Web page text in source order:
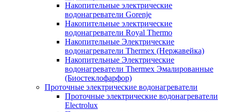
Накопительные электрические
водонагреватели Gorenje
Накопительные электрические
водонагреватели Royal Thermo
Накопительные Электрические
водонагреватели Thermex (Нержавейка)
Накопительные Электрические
водонагреватели Thermex Эмалированные
(Биостеклофарфор)
Проточные электрические водонагреватели
Проточные электрические водонагреватели
Electrolux